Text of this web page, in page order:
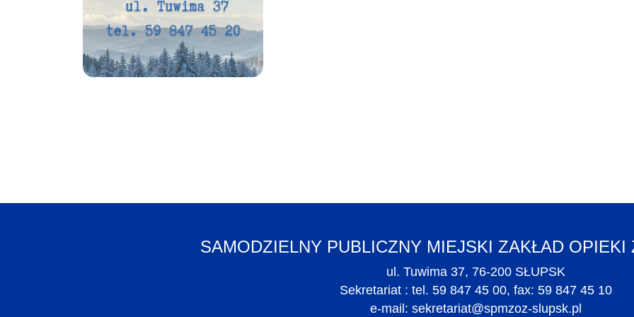
SAMODZIELNY PUBLICZNY MIEJSKI ZAKŁAD OPIEKI
ul. Tuwima 37, 76-200 SŁUPSK
Sekretariat : tel. 59 847 45 00, fax: 59 847 45 10
e-mail: sekretariat@spmzoz-slupsk.pl